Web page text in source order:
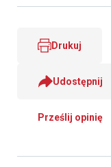
Drukuj
Udostępnij
Prześlij opinię